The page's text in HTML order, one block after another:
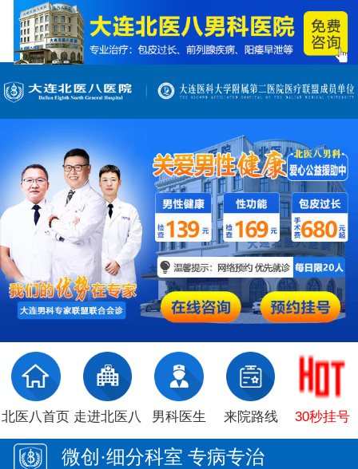
北医八首页 走进北医八 男科医生 来院路线 30秒挂号
微创·细分科室 专病专治